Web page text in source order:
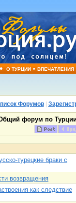
• О ТУРЦИИ•ВПЕЧАТЛЕНИЯ
Форумов|
форум по
турецкие браки с
возвращения
как следствие